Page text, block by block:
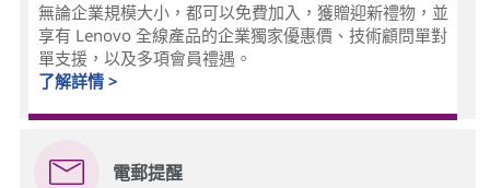
無論企業規模大小，都可以免費加入，獲贈迎新禮物，並
享有 Lenovo 全線產品的企業獨家優惠價、技術顧問單對
單支援，以及多項會員禮遇。
了解詳情 >
電郵提醒